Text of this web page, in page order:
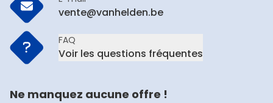
vente@vanhelden.be
FAQ
Voir les questions fréquentes
Ne manquez aucune offre !